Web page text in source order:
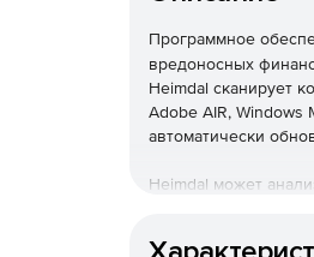
Программное
вредоносных
Heimdal сканирует
Adobe AIR, Windows
автоматически
Heimdal может